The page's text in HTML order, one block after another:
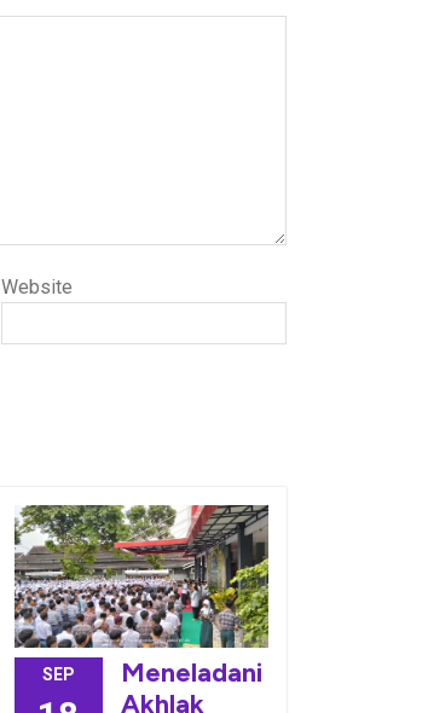
Website
SEP
Meneladani
Akhlak